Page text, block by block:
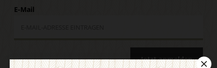
E-Mail
Jetzt anmelden